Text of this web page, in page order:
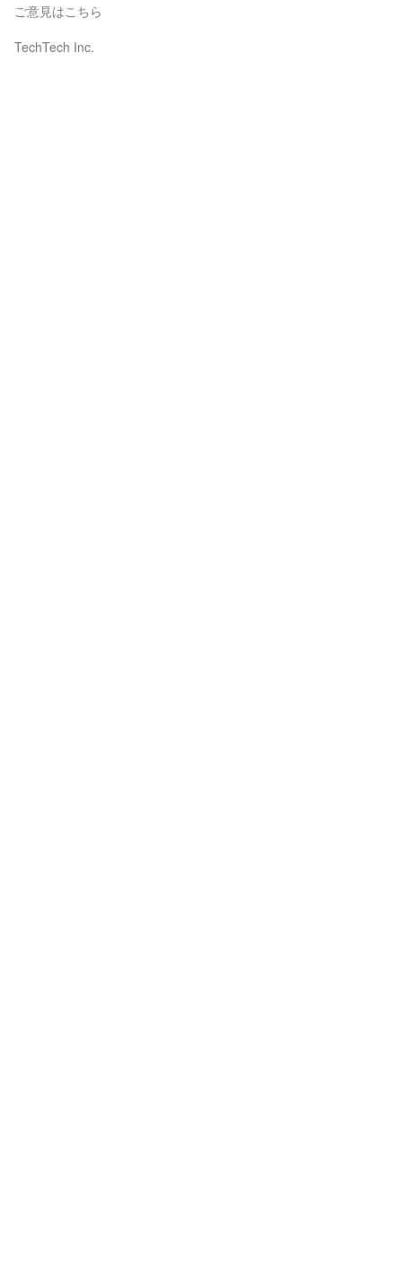
ご意見はこちら
TechTech Inc.